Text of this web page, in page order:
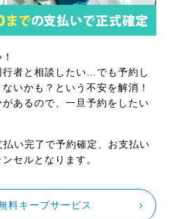
者と相談したい…でも予約し
いかも？という不安を解消！
あるので、一旦予約をしたい
払い完了で予約確定、お支払い
セルとなります。
料キープサービス